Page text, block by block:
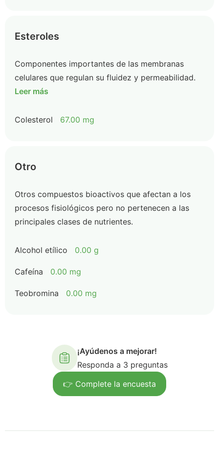
Esteroles
Componentes importantes de las membranas
celulares que regulan su fluidez y permeabilidad.
Leer más
Colesterol 67.00 mg
Otro
Otros compuestos bioactivos que afectan a los
procesos fisiológicos pero no pertenecen a las
principales clases de nutrientes.
Alcohol etílico 0.00 g
Cafeína 0.00 mg
Teobromina 0.00 mg
¡Ayúdenos a mejorar!
Responda a 3 preguntas
👉 Complete la encuesta